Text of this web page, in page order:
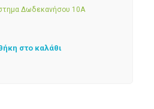
Δωδεκανήσου 10Α
στο καλάθι